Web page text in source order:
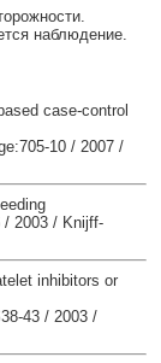
наблюдение.
case-control
10 / 2007 /
/ 2003 / Knijff-
inhibitors or
43 / 2003 /